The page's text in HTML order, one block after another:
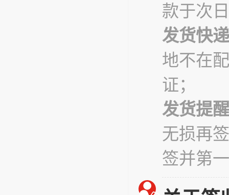
款于次
发货快递
地不在
证；
发货提醒
无损再
签并第